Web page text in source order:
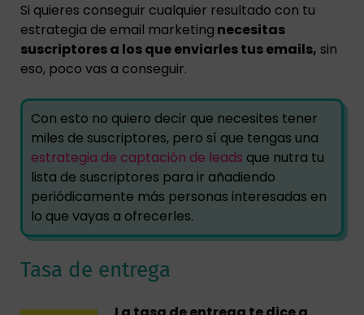
Si quieres conseguir cualquier resultado con tu
estrategia de email marketing necesitas
suscriptores a los que enviarles tus emails, sin
eso, poco vas a conseguir.
Con esto no quiero decir que necesites tener
miles de suscriptores, pero sí que tengas una
estrategia de captación de leads que nutra tu
lista de suscriptores para ir añadiendo
periódicamente más personas interesadas en
lo que vayas a ofrecerles.
Tasa de entrega